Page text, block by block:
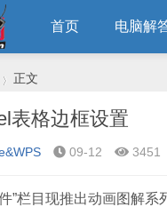
首页 电脑解
正文
表格边框设置
09-12 3451
栏目现推出动画图解系